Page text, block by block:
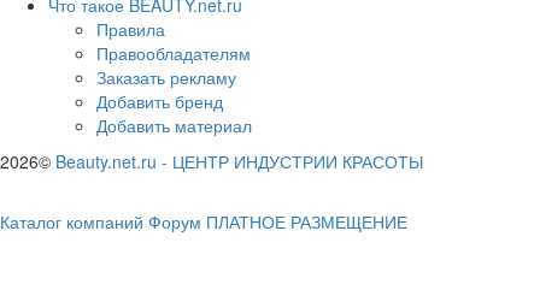
Что такое BEAUTY.net.ru
Правила
Правообладателям
Заказать рекламу
Добавить бренд
Добавить материал
2026© Beauty.net.ru - ЦЕНТР ИНДУСТРИИ КРАСОТЫ
Каталог компаний Форум ПЛАТНОЕ РАЗМЕЩЕНИЕ